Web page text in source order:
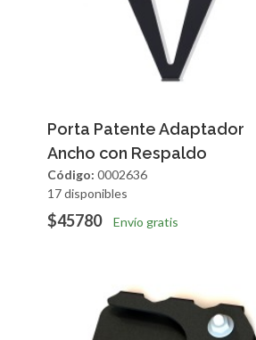
Agregar Vista
Porta Patente Adaptador
Ancho con Respaldo
Código: 0002636
17 disponibles
$45780 Envío gratis